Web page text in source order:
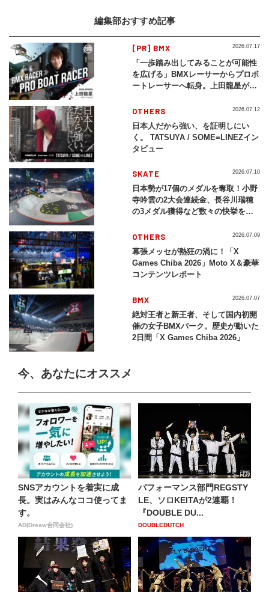
編集部おすすめ記事
[PR] BMX
「一歩踏み出してみることが可能性
を広げる」BMXレーサーからプロボ
ートレーサーへ転身。上田龍星が体
2026.07.17
OTHERS
日本人だから強い、を証明しにい
く。 TATSUYA / SOME≡LINEZイン
タビュー
2026.07.12
SKATE
日本勢が17個のメダルを奪取！小野
寺吟雲の2大会連続金、長谷川瑞穂
の3メダル獲得など数々の快挙をプ
2026」
2026.07.10
OTHERS
幕張メッセが熱狂の渦に！「X
Games Chiba 2026」Moto X＆豪華
コンテンツレポート
2026.07.09
BMX
絶対王者と新王者、そして国内初開
催の女子BMXパーク。歴史が動いた
2日間「X Games Chiba 2026」
2026.07.07
今、あなたにオススメ
SNSアカウントを着実に成
長。実はみんなココ使ってま
す。
AD(Dreaw合同会社)
パフォーマンス部門REGSTY
LE、ソロKEITAが2連覇！
『DOUBLE DU...
DOUBLEDUTCH